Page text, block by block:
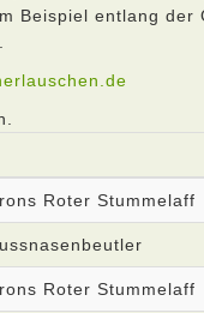
Beispiel entlang
Roter Stummelaff
Roter Stummelaff